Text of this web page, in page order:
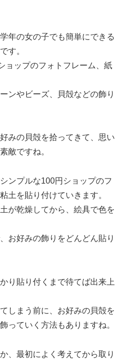
年の女の子でも簡単にできる
す。
ョップのフォトフレーム、紙
ンやビーズ、貝殻などの飾り
みの貝殻を拾ってきて、思い
敵ですね。
ンプルな100円ショップのフ
土を貼り付けていきます。
が乾燥してから、絵具で色を
お好みの飾りをどんどん貼り
り貼り付くまで待てば出来上
しまう前に、お好みの貝殻を
っていく方法もありますね。
、最初によく考えてから取り